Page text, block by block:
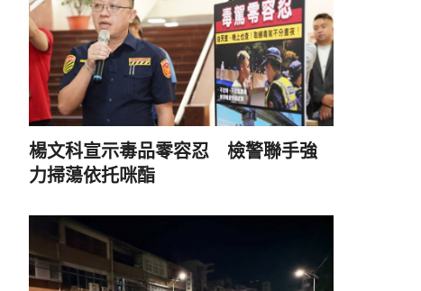
楊文科宣示毒品零容忍 檢警聯手強
力掃蕩依托咪酯